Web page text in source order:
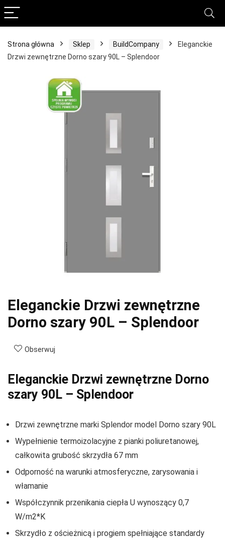
Strona główna Sklep BuildCompany
Eleganckie
Drzwi zewnętrzne Dorno szary 90L – Splendoor
Eleganckie Drzwi zewnętrzne
Dorno szary 90L – Splendoor
Obserwuj
Eleganckie Drzwi zewnętrzne Dorno
szary 90L – Splendoor
Drzwi zewnętrzne marki Splendor model Dorno szary 90L
Wypełnienie termoizolacyjne z pianki poliuretanowej,
całkowita grubość skrzydła 67 mm
Odporność na warunki atmosferyczne, zarysowania i
włamanie
Współczynnik przenikania ciepła U wynoszący 0,7
W/m2*K
Skrzydło z ościeżnicą i progiem spełniające standardy